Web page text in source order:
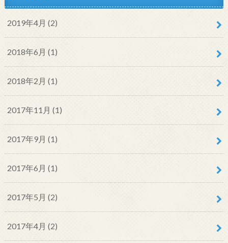
2019年4月 (2)
2018年6月 (1)
2018年2月 (1)
2017年11月 (1)
2017年9月 (1)
2017年6月 (1)
2017年5月 (2)
2017年4月 (2)